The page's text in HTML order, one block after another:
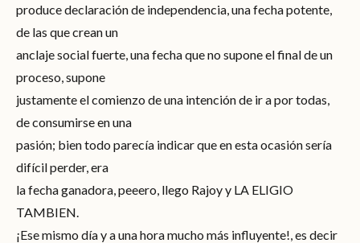
produce declaración de independencia, una fecha potente,
de las que crean un
anclaje social fuerte, una fecha que no supone el final de un
proceso, supone
justamente el comienzo de una intención de ir a por todas,
de consumirse en una
pasión; bien todo parecía indicar que en esta ocasión sería
difícil perder, era
la fecha ganadora, peeero, llego Rajoy y LA ELIGIO
TAMBIEN.
¡Ese mismo día y a una hora mucho más influyente!, es decir